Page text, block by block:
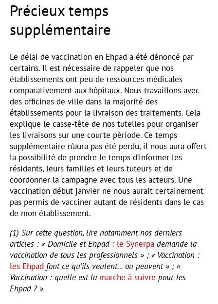
Précieux temps
supplémentaire
Le délai de vaccination en Ehpad a été dénoncé par
certains. Il est nécessaire de rappeler que nos
établissements ont peu de ressources médicales
comparativement aux hôpitaux. Nous travaillons avec
des officines de ville dans la majorité des
établissements pour la livraison des traitements. Cela
explique le casse-tête de nos tutelles pour organiser
les livraisons sur une courte période. Ce temps
supplémentaire n’aura pas été perdu, il nous aura offert
la possibilité de prendre le temps d’informer les
résidents, leurs familles et leurs tuteurs et de
coordonner la campagne avec tous les acteurs. Une
vaccination début janvier ne nous aurait certainement
pas permis de vacciner autant de résidents dans le cas
de mon établissement.
(1) Sur cette question, lire notamment nos derniers
articles : « Domicile et Ehpad : le Synerpa demande la
vaccination de tous les professionnels » ; « Vaccination :
les Ehpad font ce qu'ils veulent... ou peuvent » ; «
Vaccination : quelle est la marche à suivre pour les
Ehpad ? »